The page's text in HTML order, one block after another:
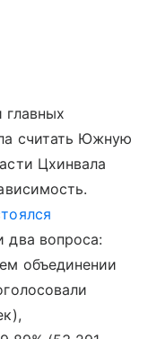
главных
считать Южную
Цхинвала
два вопроса:
объединении